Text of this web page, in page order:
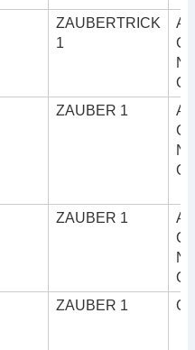
ZAUBERTRICK
1
ZAUBER 1
ZAUBER 1
ZAUBER 1